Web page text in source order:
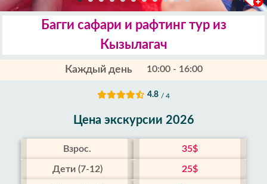
Багги сафари и рафтинг тур из
Кызылагач
Каждый день 10:00 - 16:00
4.8 / 4
Цена экскурсии 2026
Взрос. 35$
Дети (7-12) 25$